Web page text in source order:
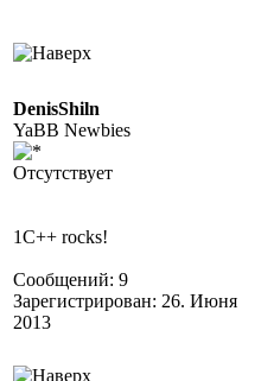
DenisShiln
YaBB Newbies
Отсутствует
1C++ rocks!
Сообщений: 9
Зарегистрирован: 26. Июня
2013